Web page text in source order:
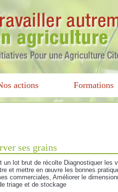
actions Formations
ses grains
un lot brut de récolte Diagnostiquer les
et mettre en œuvre les bonnes
commerciales, Améliorer le
triage et de stockage